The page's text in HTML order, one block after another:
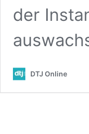
der
DTJ Online